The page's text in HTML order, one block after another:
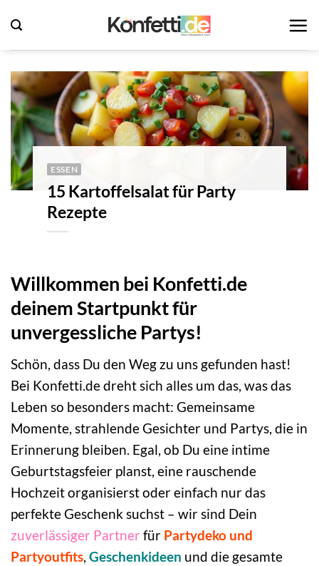
Inhalt
springen
ESSEN
15 Kartoffelsalat für Party
Rezepte
Willkommen bei Konfetti.de
deinem Startpunkt für
unvergessliche Partys!
Schön, dass Du den Weg zu uns gefunden hast!
Bei Konfetti.de dreht sich alles um das, was das
Leben so besonders macht: Gemeinsame
Momente, strahlende Gesichter und Partys, die in
Erinnerung bleiben. Egal, ob Du eine intime
Geburtstagsfeier planst, eine rauschende
Hochzeit organisierst oder einfach nur das
perfekte Geschenk suchst – wir sind Dein
zuverlässiger Partner für Partydeko und
Partyoutfits, Geschenkideen und die gesamte